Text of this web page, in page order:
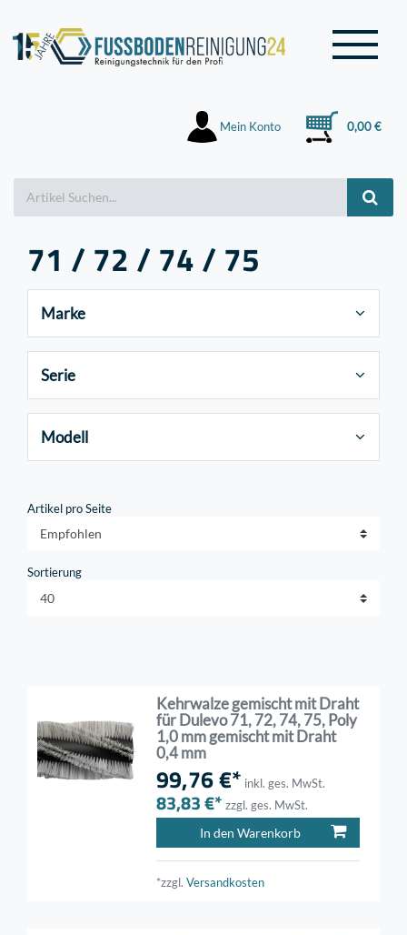
Mein Konto 0,00 €
71 / 72 / 74 / 75
Marke
Serie
Modell
Artikel pro Seite
Sortierung
Kehrwalze gemischt mit Draht
für Dulevo 71, 72, 74, 75, Poly
1,0 mm gemischt mit Draht
0,4 mm
99,76 €* inkl. ges. MwSt.
83,83 €* zzgl. ges. MwSt.
In den Warenkorb
*zzgl.Versandkosten